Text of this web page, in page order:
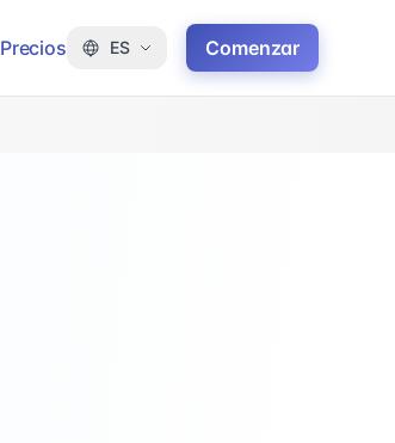
Precios ES Comenzar